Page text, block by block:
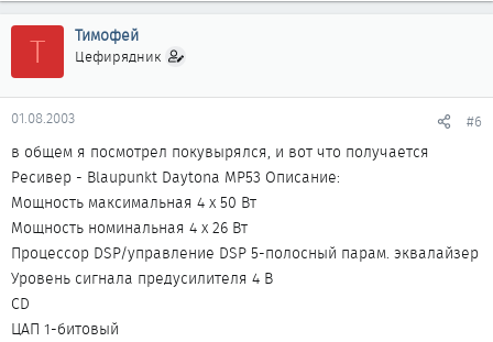
Т Тимофей
Цефирядник
01.08.2003 #6
в общем я посмотрел покувырялся, и вот что получается
Ресивер - Blaupunkt Daytona MP53 Описание:
Мощность максимальная 4 х 50 Вт
Мощность номинальная 4 х 26 Вт
Процессор DSP/управление DSP 5-полосный парам. эквалайзер
Уровень сигнала предусилителя 4 В
CD
ЦАП 1-битовый